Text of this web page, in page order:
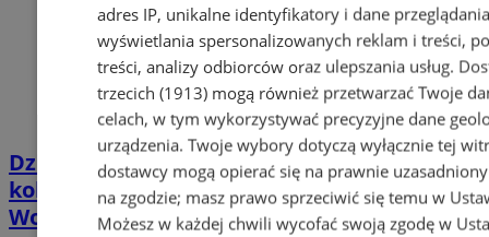
Dzisiaj w Miejskim Centrum Kultury po raz
kolejny zostały rozdane "Anioły
Wolontariatu"
adres IP, unikalne identyfikatory i dane
wyświetlania spersonalizowanych reklam i treści,
treści, analizy odbiorców oraz ulepszania usług.
trzecich (1913)mogą również przetwarzać Twoje
celach, w tym wykorzystywać precyzyjne dane
urządzenia. Twoje wybory dotyczą wyłącznie tej
dostawcy mogą opierać się na prawnie
na zgodzie; masz prawo sprzeciwić się temu w
Możesz w każdej chwili wycofać swoją zgodę w